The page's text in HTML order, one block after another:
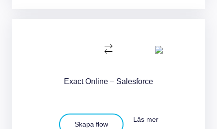
Exact Online – Salesforce
Skapa flow
Läs mer